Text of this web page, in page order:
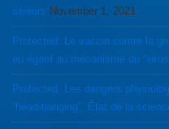
séniors November 1, 2021
Protected: Le vaccin contre la
eu égard au mécanisme du
Protected: Les dangers
“head-banging”. État de la